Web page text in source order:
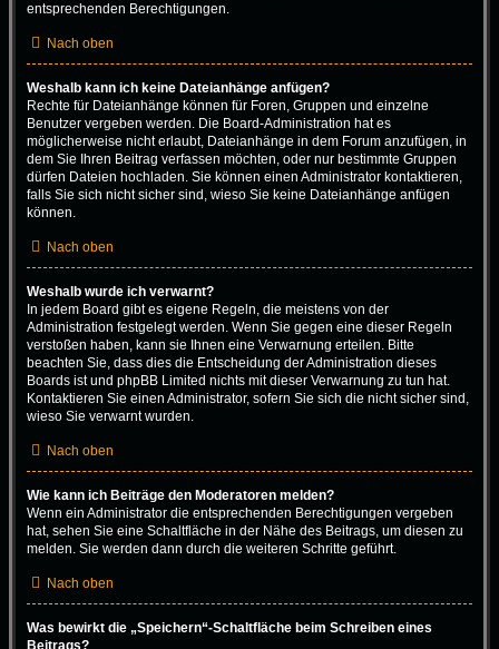
entsprechenden Berechtigungen.
Nach oben
Weshalb kann ich keine Dateianhänge anfügen?
Rechte für Dateianhänge können für Foren, Gruppen und einzelne
Benutzer vergeben werden. Die Board-Administration hat es
möglicherweise nicht erlaubt, Dateianhänge in dem Forum anzufügen, in
dem Sie Ihren Beitrag verfassen möchten, oder nur bestimmte Gruppen
dürfen Dateien hochladen. Sie können einen Administrator kontaktieren,
falls Sie sich nicht sicher sind, wieso Sie keine Dateianhänge anfügen
können.
Nach oben
Weshalb wurde ich verwarnt?
In jedem Board gibt es eigene Regeln, die meistens von der
Administration festgelegt werden. Wenn Sie gegen eine dieser Regeln
verstoßen haben, kann sie Ihnen eine Verwarnung erteilen. Bitte
beachten Sie, dass dies die Entscheidung der Administration dieses
Boards ist und phpBB Limited nichts mit dieser Verwarnung zu tun hat.
Kontaktieren Sie einen Administrator, sofern Sie sich die nicht sicher sind,
wieso Sie verwarnt wurden.
Nach oben
Wie kann ich Beiträge den Moderatoren melden?
Wenn ein Administrator die entsprechenden Berechtigungen vergeben
hat, sehen Sie eine Schaltfläche in der Nähe des Beitrags, um diesen zu
melden. Sie werden dann durch die weiteren Schritte geführt.
Nach oben
Was bewirkt die „Speichern“-Schaltfläche beim Schreiben eines
Beitrags?